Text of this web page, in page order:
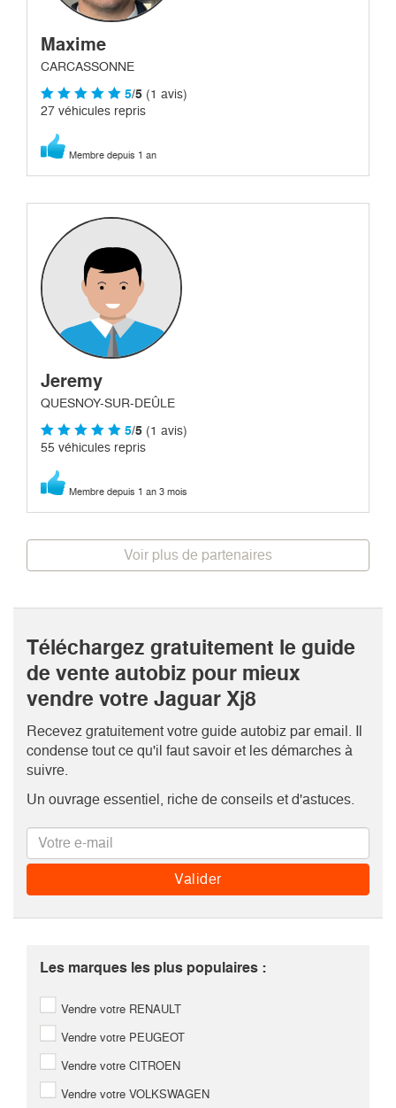
Maxime
CARCASSONNE
5/5 (1 avis)
27 véhicules repris
Membre depuis 1 an
Jeremy
QUESNOY-SUR-DEÛLE
5/5 (1 avis)
55 véhicules repris
Membre depuis 1 an 3 mois
Voir plus de partenaires
Téléchargez gratuitement le guide
de vente autobiz pour mieux
vendre votre Jaguar Xj8
Recevez gratuitement votre guide autobiz par email. Il
condense tout ce qu'il faut savoir et les démarches à
suivre.
Un ouvrage essentiel, riche de conseils et d'astuces.
Les marques les plus populaires :
Vendre votre RENAULT
Vendre votre PEUGEOT
Vendre votre CITROEN
Vendre votre VOLKSWAGEN